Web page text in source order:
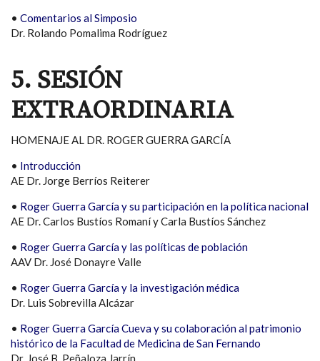
• Comentarios al Simposio
Dr. Rolando Pomalima Rodríguez
5. SESIÓN
EXTRAORDINARIA
HOMENAJE AL DR. ROGER GUERRA GARCÍA
• Introducción
AE Dr. Jorge Berríos Reiterer
• Roger Guerra García y su participación en la política nacional
AE Dr. Carlos Bustíos Romaní y Carla Bustíos Sánchez
• Roger Guerra García y las políticas de población
AAV Dr. José Donayre Valle
• Roger Guerra García y la investigación médica
Dr. Luis Sobrevilla Alcázar
• Roger Guerra García Cueva y su colaboración al patrimonio
histórico de la Facultad de Medicina de San Fernando
Dr. José B. Peñaloza Jarrín